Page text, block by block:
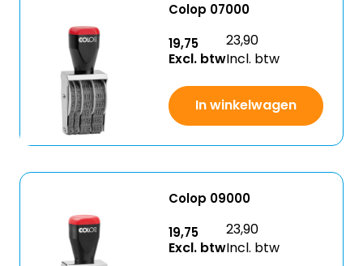
Colop 07000
19,75
Excl. btw
23,90
Incl. btw
In winkelwagen
Colop 09000
19,75
Excl. btw
23,90
Incl. btw